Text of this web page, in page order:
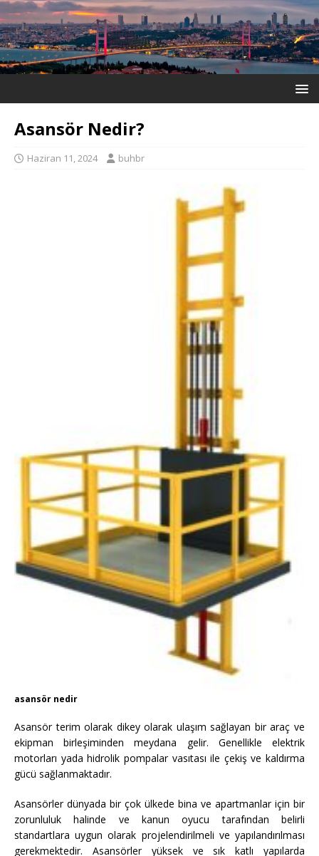
Asansör Nedir?
Haziran 11, 2024 buhbr
asansör nedir
Asansör terim olarak dikey olarak ulaşım sağlayan bir araç ve
ekipman birleşiminden meydana gelir. Genellikle elektrik
motorları yada hidrolik pompalar vasıtası ile çekiş ve kaldırma
gücü sağlanmaktadır.
Asansörler dünyada bir çok ülkede bina ve apartmanlar için bir
zorunluluk halinde ve kanun oyucu tarafından belirli
standartlara uygun olarak projelendirilmeli ve yapılandırılması
gerekmektedir. Asansörler yüksek ve sık katlı yapılarda